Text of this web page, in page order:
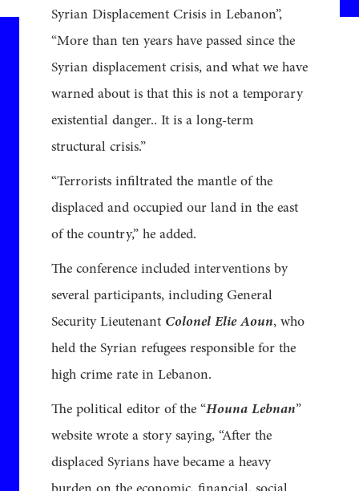
Syrian Displacement Crisis in Lebanon”,
“More than ten years have passed since the
Syrian displacement crisis, and what we have
warned about is that this is not a temporary
existential danger.. It is a long-term
structural crisis.”
“Terrorists infiltrated the mantle of the
displaced and occupied our land in the east
of the country,” he added.
The conference included interventions by
several participants, including General
Security Lieutenant Colonel Elie Aoun, who
held the Syrian refugees responsible for the
high crime rate in Lebanon.
The political editor of the “Houna Lebnan”
website wrote a story saying, “After the
displaced Syrians have became a heavy